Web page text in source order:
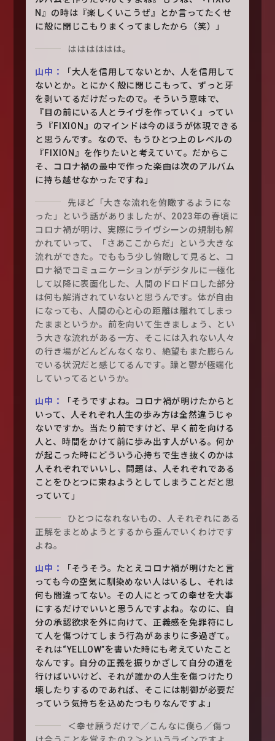
N』の時は『楽しくいこうぜ』とか言ってたくせ
に殻に閉じこもりまくってましたから（笑）」
はははははは。
山中：
「大人を信用してないとか、人を信用して
ないとか。とにかく殻に閉じこもって、ずっと牙
を剥いてるだけだったので。そういう意味で、
『目の前にいる人とライヴを作っていく』ってい
う『FIXION』のマインドは今のほうが体現できる
と思うんです。なので、もうひとつ上のレベルの
『FIXION』を作りたいと考えていて。だからこ
そ、コロナ禍の最中で作った楽曲は次のアルバム
に持ち越せなかったですね」
先ほど「大きな流れを俯瞰するようにな
った」という話がありましたが、2023年の春頃に
コロナ禍が明け、実際にライヴシーンの規制も解
かれていって、「さあここからだ」という大きな
流れができた。でももう少し俯瞰して見ると、コ
ロナ禍でコミュニケーションがデジタルに一極化
して以降に表面化した、人間のドロドロした部分
は何も解消されていないと思うんです。体が自由
になっても、人間の心と心の距離は離れてしまっ
たままというか。前を向いて生きましょう、とい
う大きな流れがある一方、そこには入れない人々
の行き場がどんどんなくなり、絶望もまた膨らん
でいる状況だと感じてるんです。躁と鬱が極端化
していってるというか。
山中：
「そうですよね。コロナ禍が明けたからと
いって、人それぞれ人生の歩み方は全然違うじゃ
ないですか。当たり前ですけど、早く前を向ける
人と、時間をかけて前に歩み出す人がいる。何か
が起こった時にどういう心持ちで生き抜くのかは
人それぞれでいいし、問題は、人それぞれである
ことをひとつに束ねようとしてしまうことだと思
っていて」
ひとつになれないもの、人それぞれにある
正解をまとめようとするから歪んでいくわけです
よね。
山中：
「そうそう。たとえコロナ禍が明けたと言
っても今の空気に馴染めない人はいるし、それは
何も間違ってない。その人にとっての幸せを大事
にするだけでいいと思うんですよね。なのに、自
分の承認欲求を外に向けて、正義感を免罪符にし
て人を傷つけてしまう行為があまりに多過ぎて。
それは“YELLOW”を書いた時にも考えていたこと
なんです。自分の正義を振りかざして自分の道を
行けばいいけど、それが誰かの人生を傷つけたり
壊したりするのであれば、そこには制御が必要だ
っていう気持ちを込めたつもりなんですよ」
＜幸せ願うだけで／こんなに僕ら／傷つ